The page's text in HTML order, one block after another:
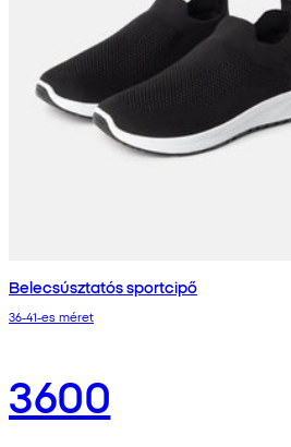
Belecsúsztatós sportcipő
36-41-es méret
3600